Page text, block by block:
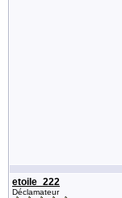
etoile_222
Déclamateur